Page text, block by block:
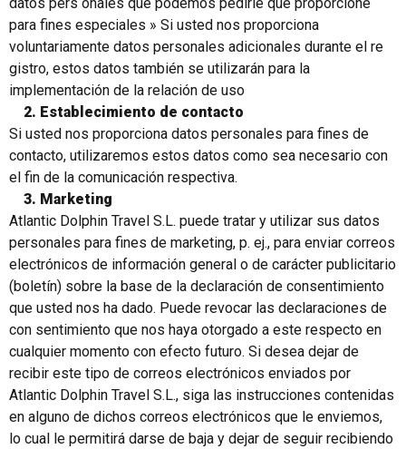
para fines especiales » Si usted nos proporciona
voluntariamente datos personales adicionales durante el re
gistro, estos datos también se utilizarán para la
implementación de la relación de uso
2. Establecimiento de contacto
Si usted nos proporciona datos personales para fines de
contacto, utilizaremos estos datos como sea necesario con
el fin de la comunicación respectiva.
3. Marketing
Atlantic Dolphin Travel S.L. puede tratar y utilizar sus datos
personales para fines de marketing, p. ej., para enviar correos
electrónicos de información general o de carácter publicitario
(boletín) sobre la base de la declaración de consentimiento
que usted nos ha dado. Puede revocar las declaraciones de
con sentimiento que nos haya otorgado a este respecto en
cualquier momento con efecto futuro. Si desea dejar de
recibir este tipo de correos electrónicos enviados por
Atlantic Dolphin Travel S.L., siga las instrucciones contenidas
en alguno de dichos correos electrónicos que le enviemos,
lo cual le permitirá darse de baja y dejar de seguir recibiendo